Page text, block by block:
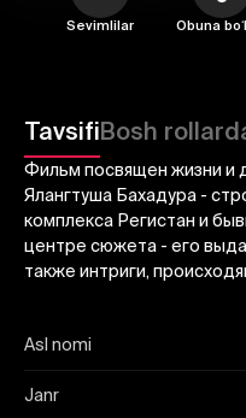
Sevimlilar Obuna
TavsifiBosh
Фильм посвящен жизни и
Ялангтуша Бахадура -
комплекса Регистан и
центре сюжета - его
также интриги,
Asl nomi
Janr